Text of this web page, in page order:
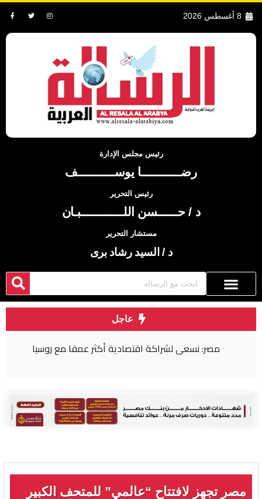
8 أغسطس 2026
رئيس مجلس الإدارة
رضــــــــــــا يوســـــــــــف
رئيس التحرير
د / حــــــسن اللـــــــــــــبـان
مستشار التحرير
د / السيد رشاد برى
عاجل
مصر: نسعى لشراكة اقتصادية أكثر عمقا مع روسيا
مصر تجهز لافتتاح “عالمي” للمتحف الكبير